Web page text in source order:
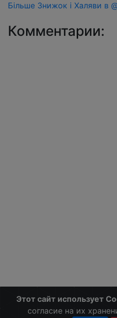
Більше Знижок і Халяви в
Комментарии:
Этот сайт использует
согласие на их